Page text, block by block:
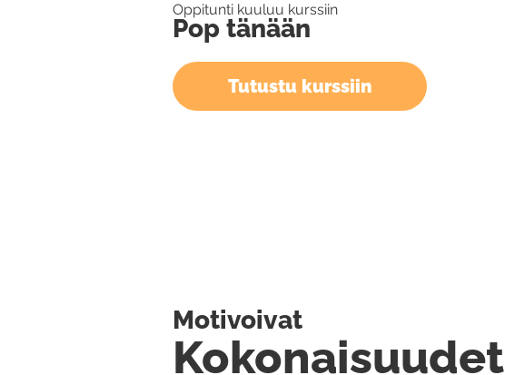
Oppitunti kuuluu kurssiin
Pop tänään
Tutustu kurssiin
Kokonaisuudet
Motivoivat